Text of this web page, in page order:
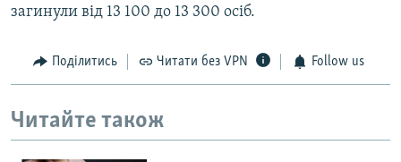
загинули від 13 100 до 13 300 осіб.
Поділитись Читати без VPN Follow us
Читайте також